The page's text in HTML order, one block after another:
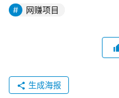
网赚项目
生成海报